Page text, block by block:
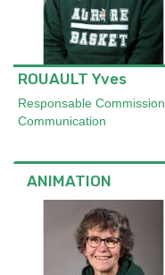
ROUAULT Yves
Responsable Commission
Communication
ANIMATION